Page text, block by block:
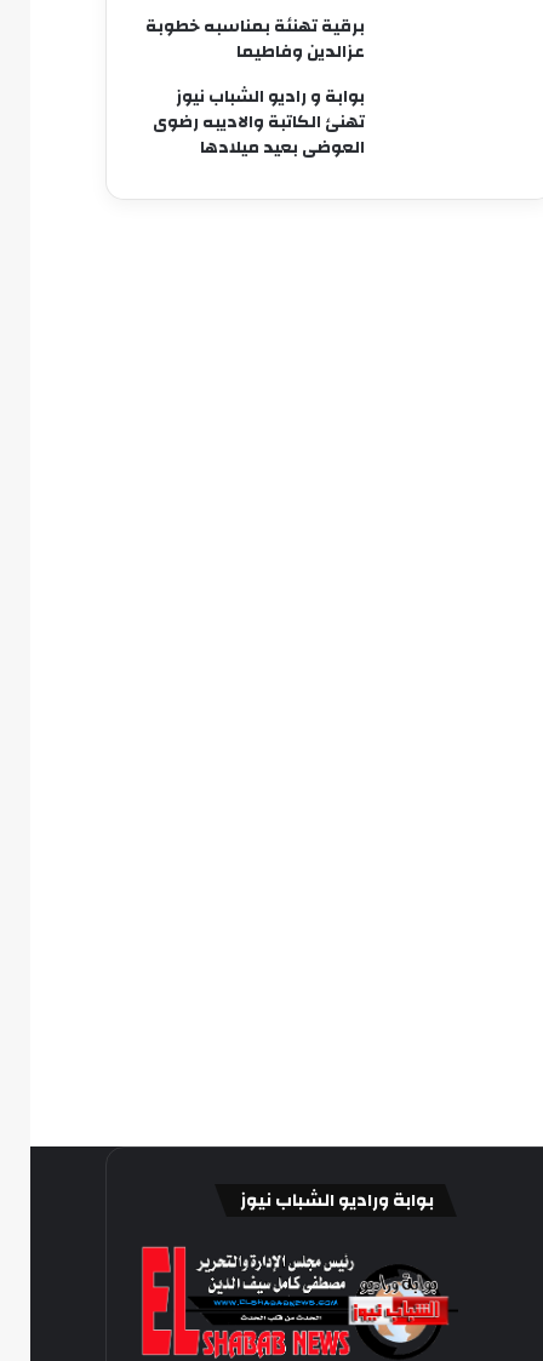
برقية تهنئة بمناسبه خطوبة
عزالدين وفاطيما
بوابة و راديو الشباب نيوز
تهنئ الكاتبة والاديبه رضوى
العوضى بعيد ميلادها
بوابة وراديو الشباب نيوز